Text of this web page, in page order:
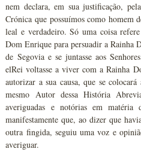
nem declara, em sua justificação,
Crónica que possuímos como homem
leal e verdadeiro. Só uma coisa
Dom Enrique para persuadir a Rainha
de Segovia e se juntasse aos
elRei voltasse a viver com a Rainha
autorizar a sua causa, que se
mesmo Autor dessa História
averiguadas e notórias em matéria
manifestamente que, ao dizer que
outra fingida, seguiu uma voz e
averiguar.